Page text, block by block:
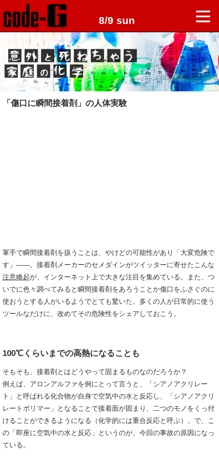
8/9 sun
「傷口に瞬間接着剤」の人体実験
軍手で瞬間接着剤を扱うことは、やけどの可能性があり「大変危険で
す」――。接着剤メーカーのセメダインがツイッターに寄せたこんな
注意喚起が、インターネット上で大きな注目を集めている。また、つ
いでに色々調べてみると瞬間接着剤をあろうことか傷口をふさぐのに
使おうとする人がいるようでとても驚いた。多くの人が日常的に使う
ツールなだけに、改めてその危険性をシェアしておこう。
100℃くらいまでの高熱になることも
そもそも、接着剤とはどうやって固まるものなのだろうか？
例えば、アロンアルファを例にとって言うと、「シアノアクリレー
ト」と呼ばれる化合物が自身で空気中の水と反応し、「シアノアクリ
レートポリマー」となることで接着面が固まり、二つのモノをくっ付
けることができるようになる（化学的には重合反応と呼ぶ）。で、こ
の「即座に空気中の水と反応」というのが、今回の事故の原因になっ
ている。